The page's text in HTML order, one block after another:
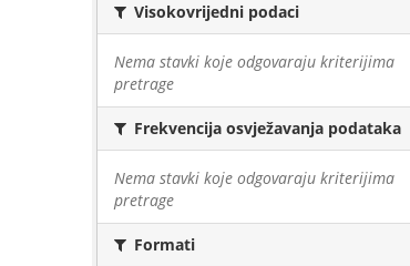
Visokovrijedni podaci
Nema stavki koje odgovaraju kriterijima
pretrage
Frekvencija osvježavanja podataka
Nema stavki koje odgovaraju kriterijima
pretrage
Formati